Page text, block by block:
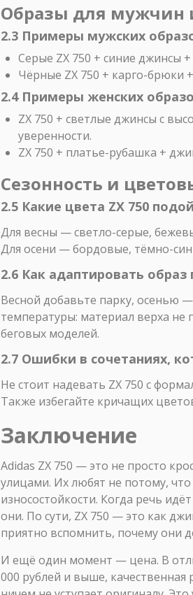
Образы для
2.3 Примеры мужских
Серые ZX 750 + синие джинсы
Чёрные ZX 750 + карго-брюки
2.4 Примеры женских
ZX 750 + светлые джинсы с
уверенности.
ZX 750 + платье-рубашка +
Сезонность и
2.5 Какие цвета ZX 750
Для весны — светло-серые,
Для осени — бордовые, тёмно-
2.6 Как адаптировать образ
Весной добавьте парку, осенью
температуры: материал верха не
беговых моделей.
2.7 Ошибки в сочетаниях,
Не стоит надевать ZX 750 с
Также избегайте кричащих
Заключение
Adidas ZX 750 — это не просто
улицами. Их любят не потому,
износостойкости. Когда речь
они. По сути, ZX 750 — это как
приятно вспомнить, почему они
И ещё один момент — цена. В
000 рублей и выше, качественная